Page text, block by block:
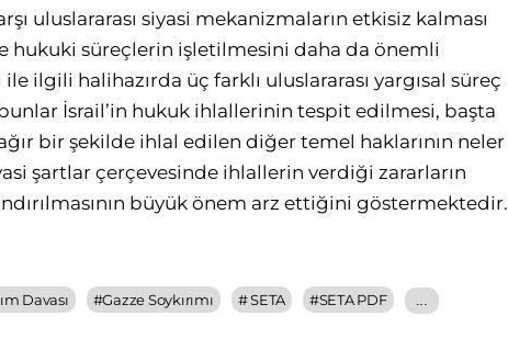
uluslararası siyasi mekanizmaların etkisiz kalması
hukuki süreçlerin işletilmesini daha da önemli
ile ilgili halihazırda üç farklı uluslararası yargısal süreç
İsrail’in hukuk ihlallerinin tespit edilmesi, başta
bir şekilde ihlal edilen diğer temel haklarının neler
şartlar çerçevesinde ihlallerin verdiği zararların
büyük önem arz ettiğini göstermektedir.
Davası #Gazze Soykırımı #SETA #SETA PDF ...